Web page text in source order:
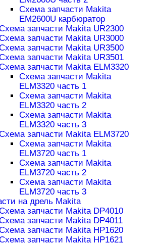
Схема запчасти Makita
EM2600U карбюратор
запчасти Makita UR2300
запчасти Makita UR3000
запчасти Makita UR3500
запчасти Makita UR3501
запчасти Makita ELM3320
Схема запчасти Makita
ELM3320 часть 1
Схема запчасти Makita
ELM3320 часть 2
Схема запчасти Makita
ELM3320 часть 3
запчасти Makita ELM3720
Схема запчасти Makita
ELM3720 часть 1
Схема запчасти Makita
ELM3720 часть 2
Схема запчасти Makita
ELM3720 часть 3
на дрель Makita
запчасти Makita DP4010
запчасти Makita DP4011
запчасти Makita HP1620
запчасти Makita HP1621